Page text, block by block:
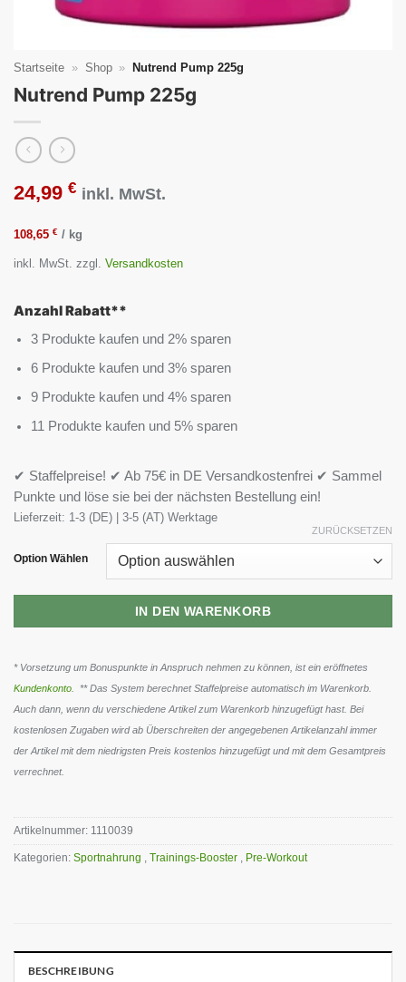
Startseite » Shop » Nutrend Pump 225g
Nutrend Pump 225g
24,99 € inkl. MwSt.
108,65 € / kg
inkl. MwSt. zzgl. Versandkosten
Anzahl Rabatt**
3 Produkte kaufen und 2% sparen
6 Produkte kaufen und 3% sparen
9 Produkte kaufen und 4% sparen
11 Produkte kaufen und 5% sparen
✔ Staffelpreise! ✔ Ab 75€ in DE Versandkostenfrei ✔ Sammel
Punkte und löse sie bei der nächsten Bestellung ein!
Lieferzeit: 1-3 (DE) | 3-5 (AT) Werktage
Option Wählen
ZURÜCKSETZEN
IN DEN WARENKORB
* Vorsetzung um Bonuspunkte in Anspruch nehmen zu können, ist ein eröffnetes
Kundenkonto . ** Das System berechnet Staffelpreise automatisch im Warenkorb.
Auch dann, wenn du verschiedene Artikel zum Warenkorb hinzugefügt hast. Bei
kostenlosen Zugaben wird ab Überschreiten der angegebenen Artikelanzahl immer
der Artikel mit dem niedrigsten Preis kostenlos hinzugefügt und mit dem Gesamtpreis
verrechnet.
Artikelnummer: 1110039
Kategorien: Sportnahrung , Trainings-Booster , Pre-Workout
BESCHREIBUNG